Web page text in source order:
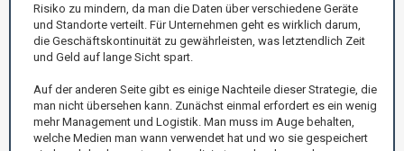
Risiko zu mindern, da man die Daten über verschiedene Geräte
und Standorte verteilt. Für Unternehmen geht es wirklich darum,
die Geschäftskontinuität zu gewährleisten, was letztendlich Zeit
und Geld auf lange Sicht spart.
Auf der anderen Seite gibt es einige Nachteile dieser Strategie, die
man nicht übersehen kann. Zunächst einmal erfordert es ein wenig
mehr Management und Logistik. Man muss im Auge behalten,
welche Medien man wann verwendet hat und wo sie gespeichert